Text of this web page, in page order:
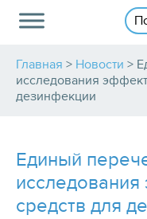
Главная > Новости >
исследования
дезинфекции
Единый
средств для